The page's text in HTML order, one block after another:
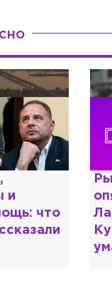
Рыдает из-за
опять флиртует
Лазаревым: как
Кудрявцева